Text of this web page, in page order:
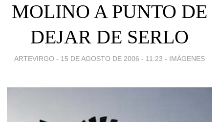
MOLINO A PUNTO DE
DEJAR DE SERLO
ARTEVIRGO - 15 DE AGOSTO DE 2006 - 11:23 - IMÁGENES